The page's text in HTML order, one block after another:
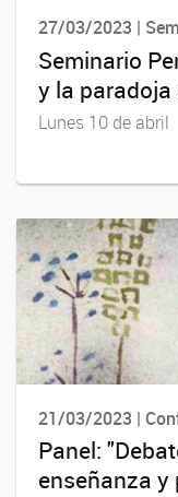
27/03/2023 |
Seminario
y la paradoja
Lunes 10 de abril
21/03/2023 |
Panel:
enseñanza